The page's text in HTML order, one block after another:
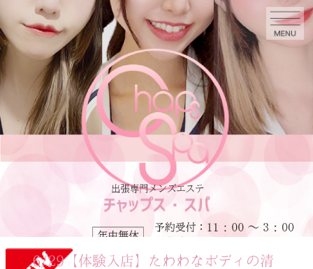
6/29【体験入店】たわわなボディの清